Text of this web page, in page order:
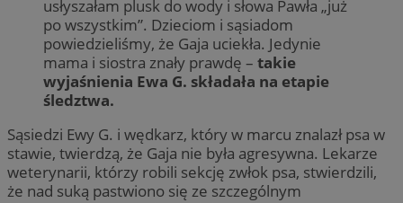
usłyszałam plusk do wody i słowa Pawła „już
po wszystkim”. Dzieciom i sąsiadom
powiedzieliśmy, że Gaja uciekła. Jedynie
mama i siostra znały prawdę – takie
wyjaśnienia Ewa G. składała na etapie
śledztwa.
Sąsiedzi Ewy G. i wędkarz, który w marcu znalazł psa w
stawie, twierdzą, że Gaja nie była agresywna. Lekarze
weterynarii, którzy robili sekcję zwłok psa, stwierdzili,
że nad suką pastwiono się ze szczególnym